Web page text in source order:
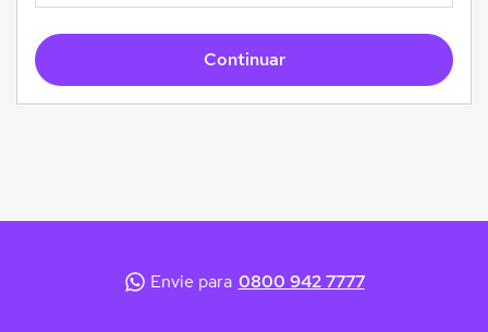
Continuar
Envie para 0800 942 7777